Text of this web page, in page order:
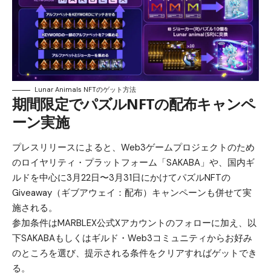
Lunar Animals NFTのゲット方法
期間限定でパズルNFTの配布キャンペ
ーン実施
プレスリリースによると、Web3ゲームプロジェクトのため
のロイヤリティ・プラットフォーム「SAKABA」や、国内ギ
ルドを中心に3月22日〜3月31日にかけてパズルNFTの
Giveaway（ギブアウェイ：配布）キャンペーンも併せて実
施される。
参加条件はMARBLEX公式Xアカウントのフォローに加え、以
下SAKABAもしくはギルド・Web3コミュニティからお好み
のところを選び、提示される条件をクリアすればゲットでき
る。